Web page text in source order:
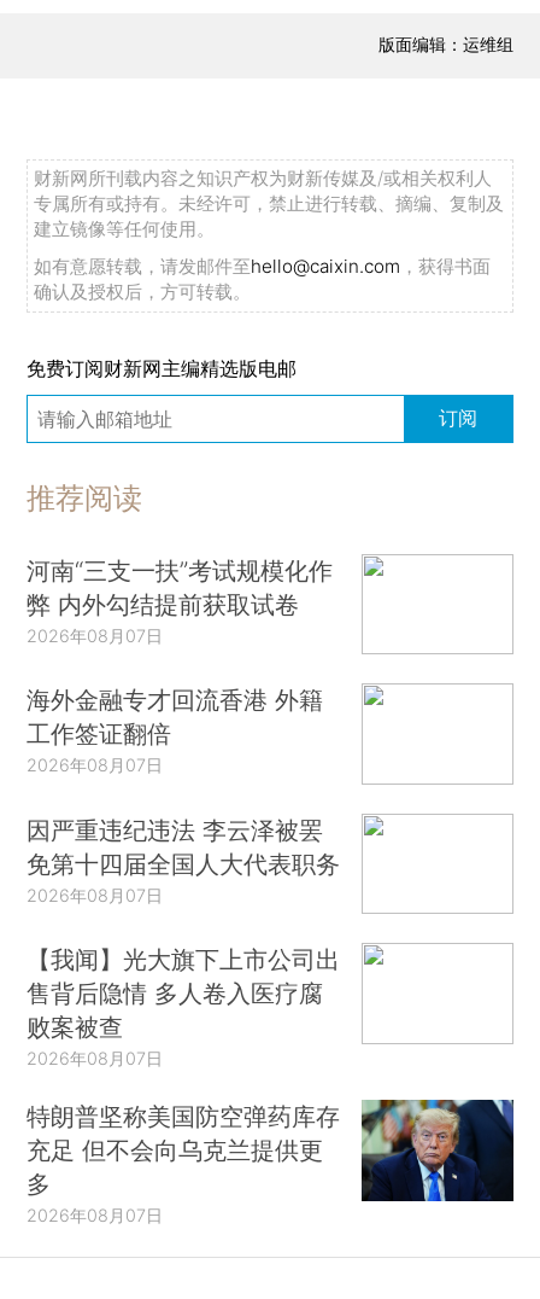
版面编辑：运维组
财新网所刊载内容之知识产权为财新传媒及/或相关权利人
专属所有或持有。未经许可，禁止进行转载、摘编、复制及
建立镜像等任何使用。
如有意愿转载，请发邮件至hello@caixin.com ，获得书面
确认及授权后，方可转载。
免费订阅财新网主编精选版电邮
订阅
推荐阅读
河南“三支一扶”考试规模化作
弊 内外勾结提前获取试卷
2026年08月07日
海外金融专才回流香港 外籍
工作签证翻倍
2026年08月07日
因严重违纪违法 李云泽被罢
免第十四届全国人大代表职务
2026年08月07日
【我闻】光大旗下上市公司出
售背后隐情 多人卷入医疗腐
败案被查
2026年08月07日
特朗普坚称美国防空弹药库存
充足 但不会向乌克兰提供更
多
2026年08月07日